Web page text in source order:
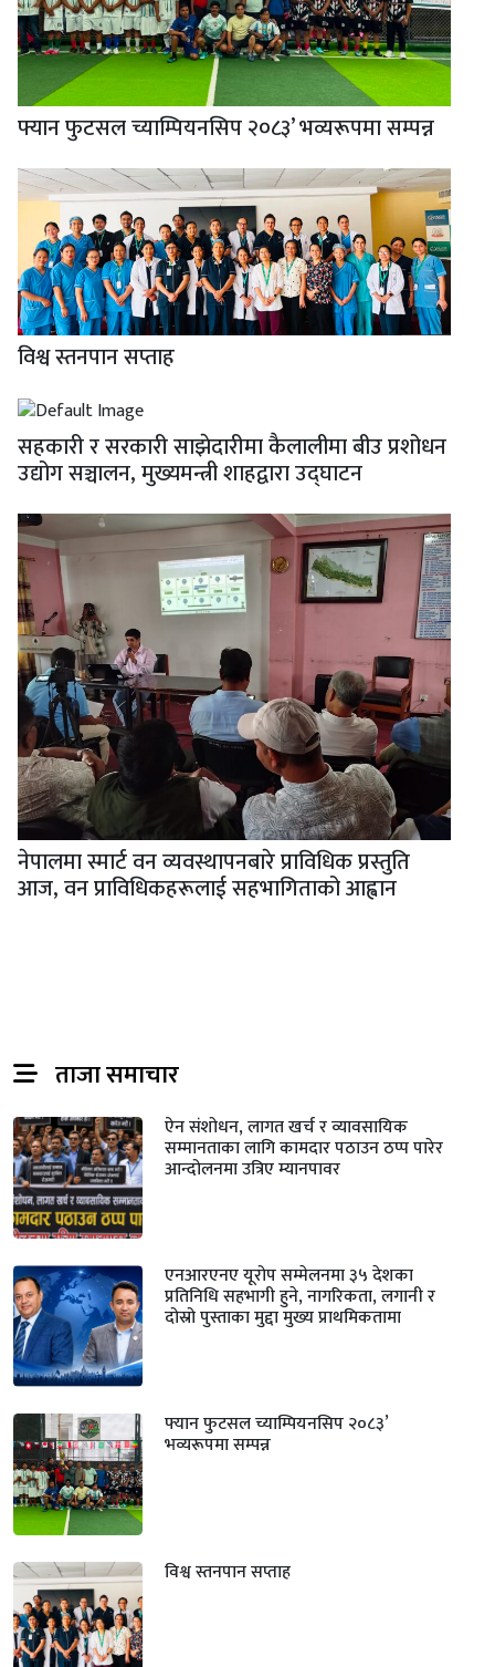
फ्यान फुटसल च्याम्पियनसिप २०८३’ भव्यरूपमा सम्पन्न
विश्व स्तनपान सप्ताह
सहकारी र सरकारी साझेदारीमा कैलालीमा बीउ प्रशोधन
उद्योग सञ्चालन, मुख्यमन्त्री शाहद्वारा उद्घाटन
नेपालमा स्मार्ट वन व्यवस्थापनबारे प्राविधिक प्रस्तुति
आज, वन प्राविधिकहरूलाई सहभागिताको आह्वान
ताजा समाचार
ऐन संशोधन, लागत खर्च र व्यावसायिक
सम्मानताका लागि कामदार पठाउन ठप्प पारेर
आन्दोलनमा उत्रिए म्यानपावर
एनआरएनए यूरोप सम्मेलनमा ३५ देशका
प्रतिनिधि सहभागी हुने, नागरिकता, लगानी र
दोस्रो पुस्ताका मुद्दा मुख्य प्राथमिकतामा
फ्यान फुटसल च्याम्पियनसिप २०८३’
भव्यरूपमा सम्पन्न
विश्व स्तनपान सप्ताह